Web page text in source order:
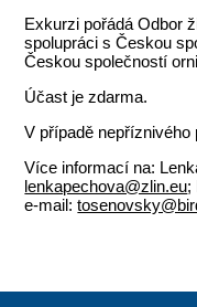
Exkurzi pořádá Odbor
spolupráci s Českou
Českou společností
Účast je zdarma.
V případě
Více informací na:
lenkapechova@zlin.eu;
e-mail: